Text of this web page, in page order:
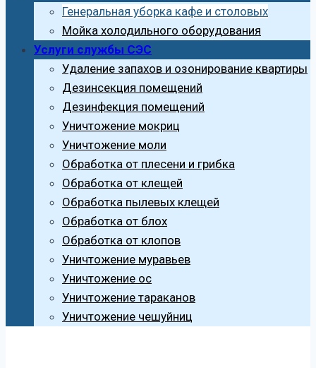
Генеральная уборка кафе и столовых
Мойка холодильного оборудования
Услуги службы СЭС
Удаление запахов и озонирование квартиры
Дезинсекция помещений
Дезинфекция помещений
Уничтожение мокриц
Уничтожение моли
Обработка от плесени и грибка
Обработка от клещей
Обработка пылевых клещей
Обработка от блох
Обработка от клопов
Уничтожение муравьев
Уничтожение ос
Уничтожение тараканов
Уничтожение чешуйниц